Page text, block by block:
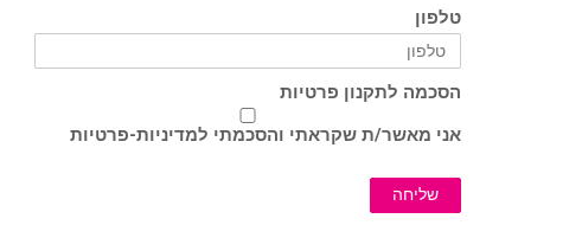
טלפון
הסכמה לתקנון פרטיות
אני מאשר/ת שקראתי והסכמתי למדיניות-פרטיות
שליחה